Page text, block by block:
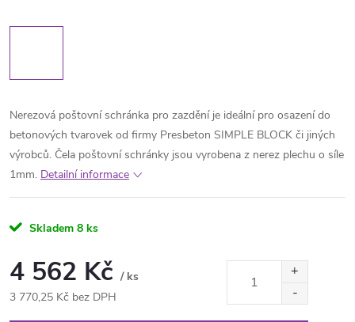
Nerezová poštovní schránka pro zazdění je ideální pro osazení do
betonových tvarovek od firmy Presbeton SIMPLE BLOCK či jiných
výrobců. Čela poštovní schránky jsou vyrobena z nerez plechu o síle
1mm. Detailní informace
Skladem 8 ks
4 562 Kč / ks
3 770,25 Kč bez DPH